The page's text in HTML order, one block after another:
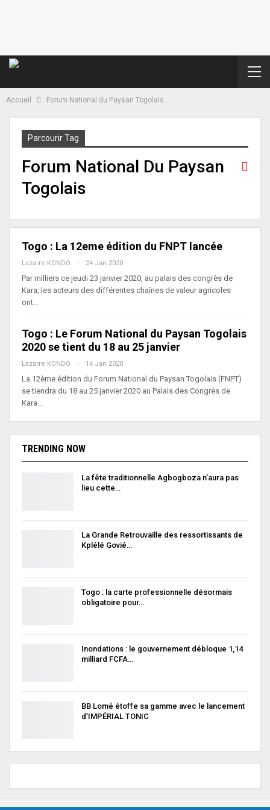
Accueil Forum National du Paysan Togolais
Parcourir Tag
Forum National Du Paysan
Togolais
Togo : La 12eme édition du FNPT lancée
Lazarre KONDO 24 Jan 2020
Par milliers ce jeudi 23 janvier 2020, au palais des congrès de
Kara, les acteurs des différentes chaînes de valeur agricoles
ont…
Togo : Le Forum National du Paysan Togolais
2020 se tient du 18 au 25 janvier
Lazarre KONDO 14 Jan 2020
La 12ème édition du Forum National du Paysan Togolais (FNPT)
se tiendra du 18 au 25 janvier 2020 au Palais des Congrès de
Kara…
TRENDING NOW
La fête traditionnelle Agbogboza n’aura pas
lieu cette…
La Grande Retrouvaille des ressortissants de
Kplélé Govié…
Togo : la carte professionnelle désormais
obligatoire pour…
Inondations : le gouvernement débloque 1,14
milliard FCFA…
BB Lomé étoffe sa gamme avec le lancement
d’IMPÉRIAL TONIC